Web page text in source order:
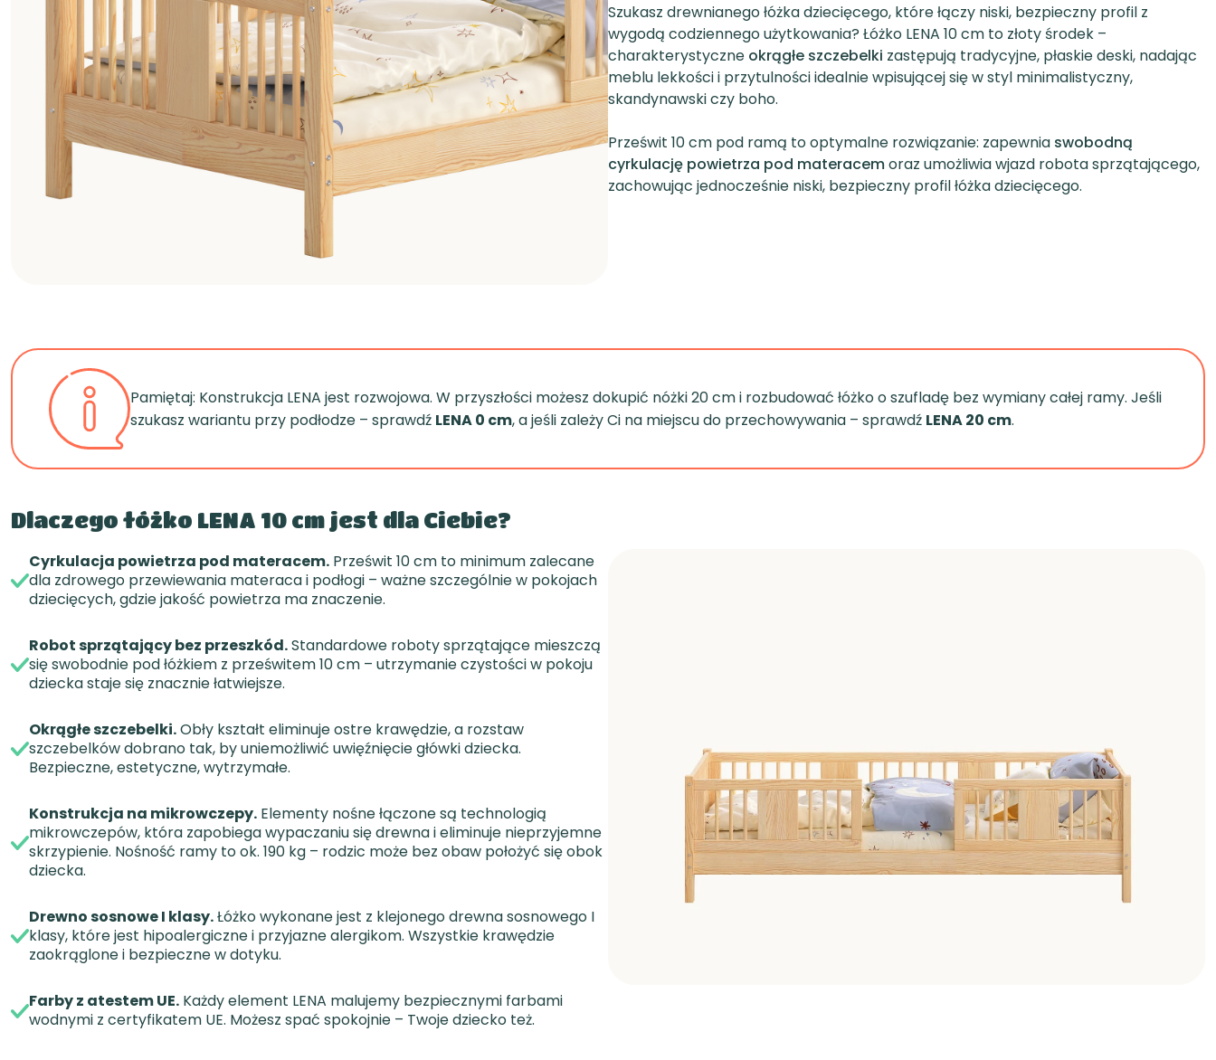
Szukasz drewnianego łóżka dziecięcego, które łączy niski, bezpieczny profil z
wygodą codziennego użytkowania? Łóżko LENA 10 cm to złoty środek –
charakterystyczne okrągłe szczebelki zastępują tradycyjne, płaskie deski, nadając
meblu lekkości i przytulności idealnie wpisującej się w styl minimalistyczny,
skandynawski czy boho.
Prześwit 10 cm pod ramą to optymalne rozwiązanie: zapewnia swobodną
cyrkulację powietrza pod materacemoraz umożliwia wjazd robota sprzątającego,
zachowując jednocześnie niski, bezpieczny profil łóżka dziecięcego.
Pamiętaj: Konstrukcja LENA jest rozwojowa. W przyszłości możesz dokupić nóżki 20 cm i rozbudować łóżko o szufladę bez wymiany całej ramy. Jeśli
szukasz wariantu przy podłodze – sprawdź LENA 0 cm, a jeśli zależy Ci na miejscu do przechowywania – sprawdź LENA 20 cm.
Dlaczego łóżko LENA 10 cm jest dla Ciebie?
Cyrkulacja powietrza pod materacem. Prześwit 10 cm to minimum zalecane
dla zdrowego przewiewania materaca i podłogi – ważne szczególnie w pokojach
dziecięcych, gdzie jakość powietrza ma znaczenie.
Robot sprzątający bez przeszkód.Standardowe roboty sprzątające mieszczą
się swobodnie pod łóżkiem z prześwitem 10 cm – utrzymanie czystości w pokoju
dziecka staje się znacznie łatwiejsze.
Okrągłe szczebelki.Obły kształt eliminuje ostre krawędzie, a rozstaw
szczebelków dobrano tak, by uniemożliwić uwięźnięcie główki dziecka.
Bezpieczne, estetyczne, wytrzymałe.
Konstrukcja na mikrowczepy. Elementy nośne łączone są technologią
mikrowczepów, która zapobiega wypaczaniu się drewna i eliminuje nieprzyjemne
skrzypienie. Nośność ramy to ok. 190 kg – rodzic może bez obaw położyć się obok
dziecka.
Drewno sosnowe I klasy.Łóżko wykonane jest z klejonego drewna sosnowego I
klasy, które jest hipoalergiczne i przyjazne alergikom. Wszystkie krawędzie
zaokrąglone i bezpieczne w dotyku.
Farby z atestem UE. Każdy element LENA malujemy bezpiecznymi farbami
wodnymi z certyfikatem UE. Możesz spać spokojnie – Twoje dziecko też.